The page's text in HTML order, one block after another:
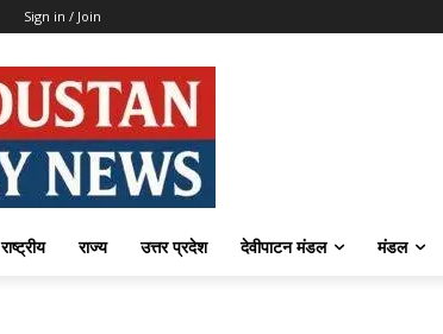
Sign in / Join
राष्ट्रीय राज्य उत्तर प्रदेश देवीपाटन मंडल मंडल